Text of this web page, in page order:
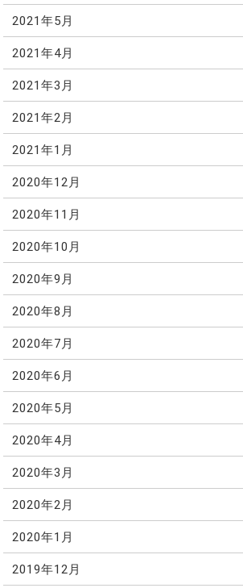
2021年5月
2021年4月
2021年3月
2021年2月
2021年1月
2020年12月
2020年11月
2020年10月
2020年9月
2020年8月
2020年7月
2020年6月
2020年5月
2020年4月
2020年3月
2020年2月
2020年1月
2019年12月